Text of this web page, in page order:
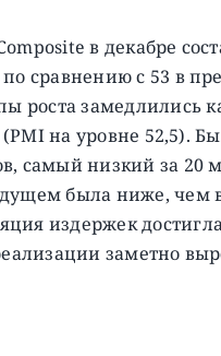
в декабре
сравнению с 53 в
роста замедлились
(PMI на уровне
самый низкий за 20
была ниже, чем
издержек
заметно